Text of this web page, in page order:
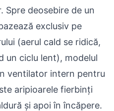
deosebire de un
exclusiv pe
(aerul cald se ridică,
un ciclu lent), modelul
ventilator intern pentru
aripioarele fierbinți
și apoi în încăpere.